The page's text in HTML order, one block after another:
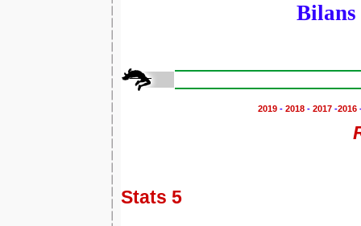
2019 - 2018 - 2017 -2016
Stats 5